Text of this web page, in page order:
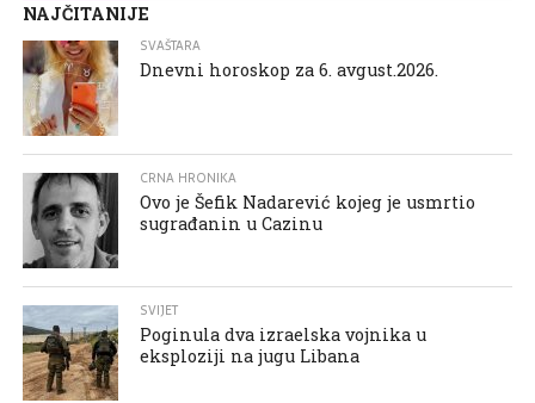
NAJČITANIJE
SVAŠTARA
Dnevni horoskop za 6. avgust.2026.
CRNA HRONIKA
Ovo je Šefik Nadarević kojeg je usmrtio
sugrađanin u Cazinu
SVIJET
Poginula dva izraelska vojnika u
eksploziji na jugu Libana